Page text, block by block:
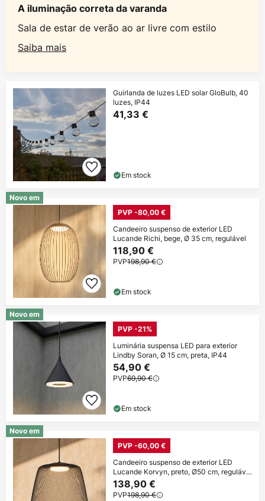
A iluminação correta da varanda
Sala de estar de verão ao ar livre com estilo
Saiba mais
Guirlanda de luzes LED solar GloBulb, 40
luzes, IP44
41,33 €
Em stock
Novo em
PVP -80,00 €
Candeeiro suspenso de exterior LED
Lucande Richi, bege, Ø 35 cm, regulável
118,90 €
PVP198,90 €
Em stock
Novo em
PVP -21%
Luminária suspensa LED para exterior
Lindby Soran, Ø 15 cm, preta, IP44
54,90 €
PVP69,90 €
Em stock
Novo em
PVP -60,00 €
Candeeiro suspenso de exterior LED
Lucande Korvyn, preto, Ø50 cm, regulável
na
138,90 €
PVP198,90 €